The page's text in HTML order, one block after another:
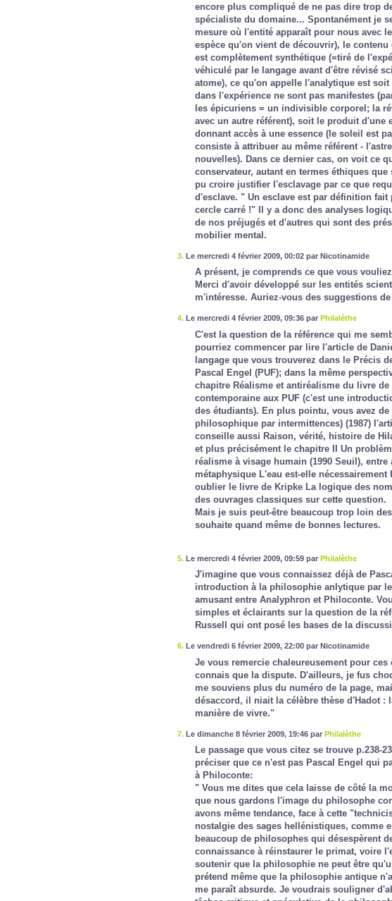
encore plus compliqué de ne pas dire trop
spécialiste du domaine... Spontanément je
mesure où l'entité apparaît pour nous avec
espèce qu'on vient de découvrir), le
est complètement synthétique (=tiré de
véhiculé par le langage avant d'être révisé
atome), ce qu'on appelle l'analytique est
dans l'expérience ne sont pas manifestes
les épicuriens = un indivisible corporel; la
avec un autre référent), soit le produit d'une
donnant accès à une essence (le soleil est
consiste à attribuer au même référent -
nouvelles). Dans ce dernier cas, on voit ce
conservateur, autant en termes éthiques
pu croire justifier l'esclavage par ce que
d'esclave. " Un esclave est par définition
cercle carré !" Il y a donc des analyses
de nos préjugés et d'autres qui sont des
mobilier mental.
3. Le mercredi 4 février 2009, 00:02 par Nicotinamide
A présent, je comprends ce que vous
Merci d'avoir développé sur les entités
m'intéresse. Auriez-vous des suggestions
4. Le mercredi 4 février 2009, 09:36 par Philalèthe
C'est la question de la référence qui me
pourriez commencer par lire l'article de
langageque vous trouverez dans le Précis
Pascal Engel (PUF); dans la même
chapitre Réalisme et antiréalismedu livre de
contemporaineaux PUF (c'est une
des étudiants). En plus pointu, vous avez de
philosophique par intermittences)(1987)
conseille aussi Raison, vérité, histoirede
et plus précisément le chapitre II Un
réalisme à visage humain(1990 Seuil), entre
métaphysique L'eau est-elle nécessairement
oublier le livre de Kripke La logique des
des ouvrages classiques sur cette question.
Mais je suis peut-être beaucoup trop loin
souhaite quand même de bonnes lectures.
5. Le mercredi 4 février 2009, 09:59 par Philalèthe
J'imagine que vous connaissez déjà de
introduction à la philosophie anlytique par
amusant entre Analyphron et Philoconte.
simples et éclairants sur la question de la
Russell qui ont posé les bases de la
6. Le vendredi 6 février 2009, 22:00 par Nicotinamide
Je vous remercie chaleureusement pour
connais que la dispute. D'ailleurs, je fus
me souviens plus du numéro de la page,
désaccord, il niait la célèbre thèse d'Hadot :
manière de vivre."
7. Le dimanche 8 février 2009, 19:46 par Philalèthe
Le passage que vous citez se trouve p.238-
préciser que ce n'est pas Pascal Engel qui
à Philoconte:
" Vous me dites que cela laisse de côté la
que nous gardons l'image du philosophe
avons même tendance, face à cette
nostalgie des sages hellénistiques, comme
beaucoup de philosophes qui désespèrent
connaissance à réinstaurer le primat, voire
soutenir que la philosophie ne peut être
prétend même que la philosophie antique
me paraît absurde. Je voudrais souligner